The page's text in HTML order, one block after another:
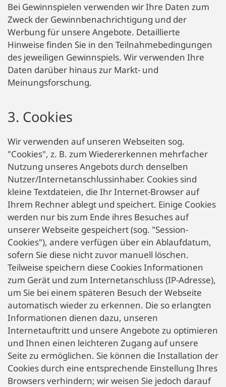
Bei Gewinnspielen verwenden wir Ihre Daten zum
Zweck der Gewinnbenachrichtigung und der
Werbung für unsere Angebote. Detaillierte
Hinweise finden Sie in den Teilnahmebedingungen
des jeweiligen Gewinnspiels. Wir verwenden Ihre
Daten darüber hinaus zur Markt- und
Meinungsforschung.
3. Cookies
Wir verwenden auf unseren Webseiten sog.
"Cookies", z. B. zum Wiedererkennen mehrfacher
Nutzung unseres Angebots durch denselben
Nutzer/Internetanschlussinhaber. Cookies sind
kleine Textdateien, die Ihr Internet-Browser auf
Ihrem Rechner ablegt und speichert. Einige Cookies
werden nur bis zum Ende ihres Besuches auf
unserer Webseite gespeichert (sog. "Session-
Cookies"), andere verfügen über ein Ablaufdatum,
sofern Sie diese nicht zuvor manuell löschen.
Teilweise speichern diese Cookies Informationen
zum Gerät und zum Internetanschluss (IP-Adresse),
um Sie bei einem späteren Besuch der Webseite
automatisch wieder zu erkennen. Die so erlangten
Informationen dienen dazu, unseren
Internetauftritt und unsere Angebote zu optimieren
und Ihnen einen leichteren Zugang auf unsere
Seite zu ermöglichen. Sie können die Installation der
Cookies durch eine entsprechende Einstellung Ihres
Browsers verhindern; wir weisen Sie jedoch darauf